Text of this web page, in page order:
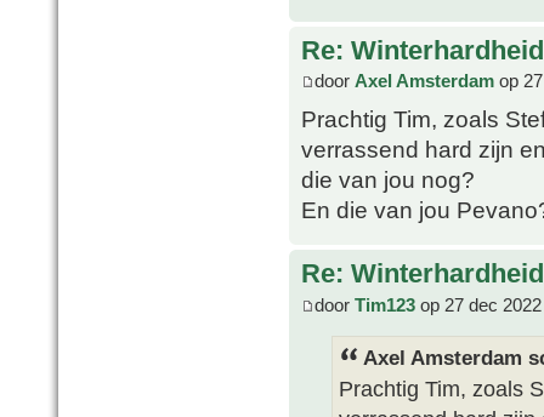
Re:
door Axel Amsterdam op
Prachtig Tim, zoals
verrassend hard zijn
die van jou nog?
En die van jou
Re:
door Tim123 op 27 dec
Axel Amsterdam
Prachtig Tim, zoals